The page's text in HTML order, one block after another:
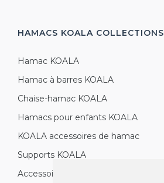
HAMACS KOALA COLLECTIONS
Hamac KOALA
Hamac à barres KOALA
Chaise-hamac KOALA
Hamacs pour enfants KOALA
KOALA accessoires de hamac
Supports KOALA
Accessoires KOALA